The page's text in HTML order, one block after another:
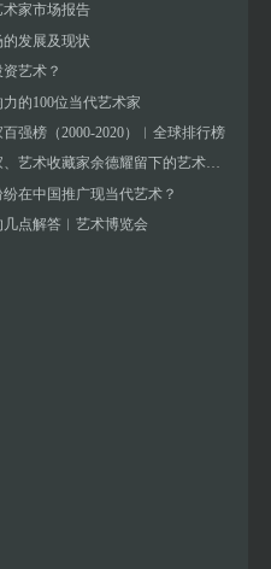
术家市场报告
发展及现状
艺术？
的100位当代艺术家
强榜（2000-2020）︱全球排行榜
印尼华侨企业家、艺术收藏家余德耀留下的艺术与社会遗产
在中国推广现当代艺术？
点解答︱艺术博览会